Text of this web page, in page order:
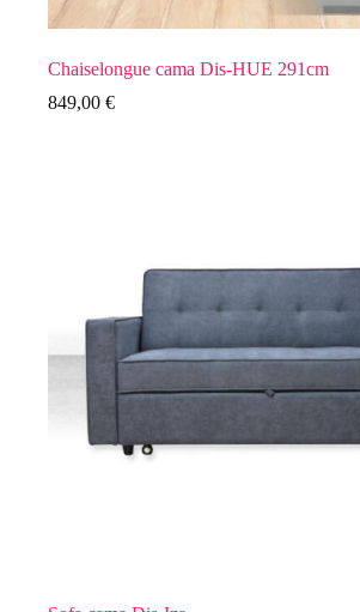
Chaiselongue cama Dis-HUE 291cm
849,00 €